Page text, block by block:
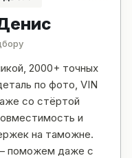
2000+ точных
по фото, VIN
со стёртой
и
на таможне.
поможем даже с